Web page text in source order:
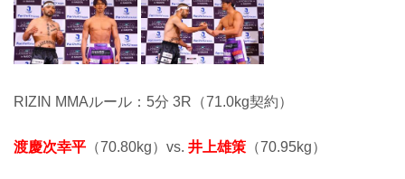
RIZIN MMAルール：5分 3R（71.0kg契約）
渡慶次幸平 （70.80kg）vs. 井上雄策 （70.95kg）